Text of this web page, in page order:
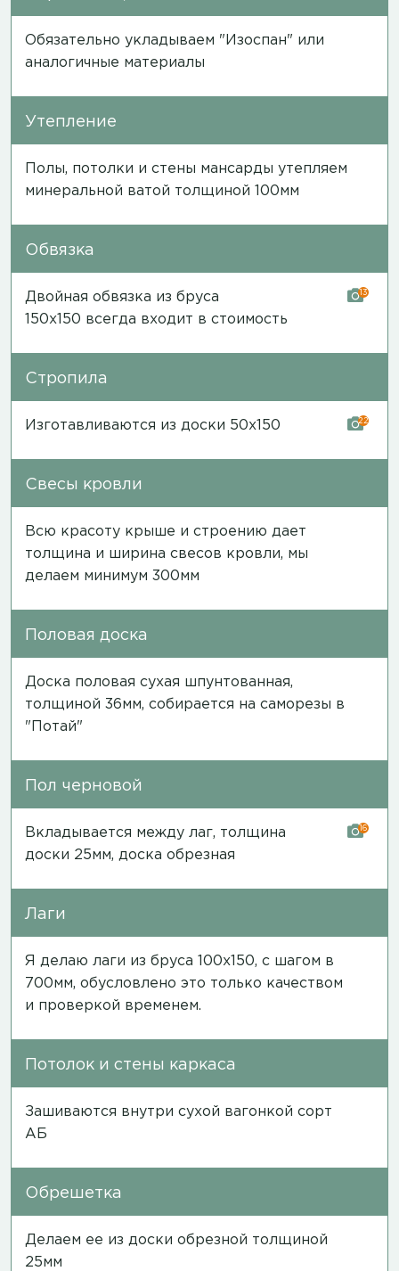
Обязательно укладываем "Изоспан" или
аналогичные материалы
Утепление
Полы, потолки и стены мансарды утепляем
минеральной ватой толщиной 100мм
Обвязка
Двойная обвязка из бруса
150х150 всегда входит в стоимость
13
Стропила
Изготавливаются из доски 50х150 22
Свесы кровли
Всю красоту крыше и строению дает
толщина и ширина свесов кровли, мы
делаем минимум 300мм
Половая доска
Доска половая сухая шпунтованная,
толщиной 36мм, собирается на саморезы в
"Потай"
Пол черновой
Вкладывается между лаг, толщина
доски 25мм, доска обрезная
16
Лаги
Я делаю лаги из бруса 100х150, с шагом в
700мм, обусловлено это только качеством
и проверкой временем.
Потолок и стены каркаса
Зашиваются внутри сухой вагонкой сорт
АБ
Обрешетка
Делаем ее из доски обрезной толщиной
25мм